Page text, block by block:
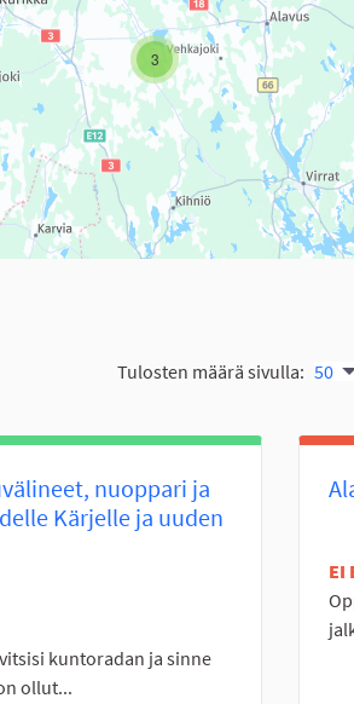
3
Tulosten määrä sivulla: 50
nuoppari ja
Kärjelle ja uuden
kuntoradan ja sinne
ollut...
EI